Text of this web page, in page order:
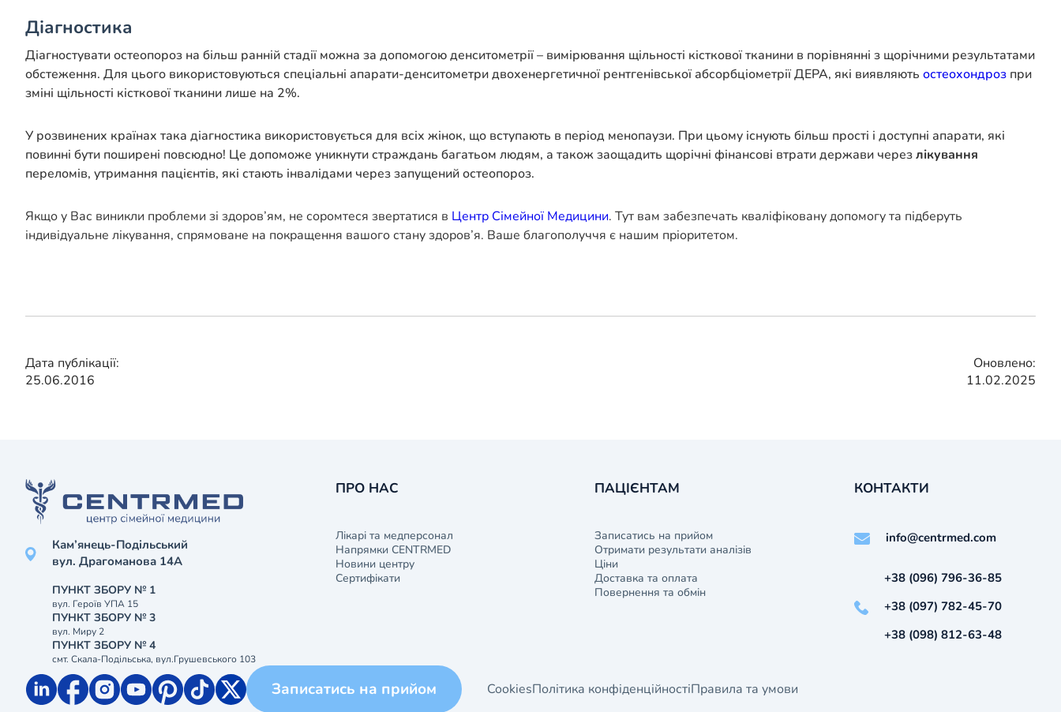
Діагностика
Діагностувати остеопороз на більш ранній стадії можна за допомогою денситометрії – вимірювання щільності кісткової тканини в порівнянні з щорічними результатами
обстеження. Для цього використовуються спеціальні апарати-денситометри двохенергетичної рентгенівської абсорбціометрії ДЕРА, які виявляють остеохондроз при
зміні щільності кісткової тканини лише на 2%.
У розвинених країнах така діагностика використовується для всіх жінок, що вступають в період менопаузи. При цьому існують більш прості і доступні апарати, які
повинні бути поширені повсюдно! Це допоможе уникнути страждань багатьом людям, а також заощадить щорічні фінансові втрати держави черезлікування
переломів, утримання пацієнтів, які стають інвалідами через запущений остеопороз.
Якщо у Вас виникли проблеми зі здоров’ям, не соромтеся звертатися в Центр Сімейної Медицини. Тут вам забезпечать кваліфіковану допомогу та підберуть
індивідуальне лікування, спрямоване на покращення вашого стану здоров’я. Ваше благополуччя є нашим пріоритетом.
Дата публікації:
25.06.2016
Оновлено:
11.02.2025
Кам’янець-Подільський
вул. Драгоманова 14А
ПУНКТ ЗБОРУ № 1
вул. Героїв УПА 15
ПУНКТ ЗБОРУ № 3
вул. Миру 2
ПУНКТ ЗБОРУ № 4
смт. Скала-Подільська, вул.Грушевського 103
ПРО НАС
Лікарі та медперсонал
Напрямки CENTRMED
Новини центру
Сертифікати
ПАЦІЄНТАМ
Записатись на прийом
Отримати результати аналізів
Ціни
Доставка та оплата
Повернення та обмін
КОНТАКТИ
info@centrmed.com
+38 (096) 796-36-85
+38 (097) 782-45-70
+38 (098) 812-63-48
Записатись на прийом CookiesПолітика конфіденційностіПравила та умови